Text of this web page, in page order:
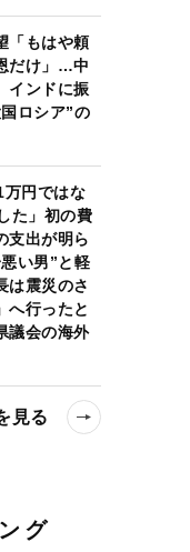
「もはや頼
だけ」…中
インドに振
ロシア”の
万円ではな
た」初の費
支出が明ら
い男”と軽
は震災のさ
へ行ったと
議会の海外
見る
グ